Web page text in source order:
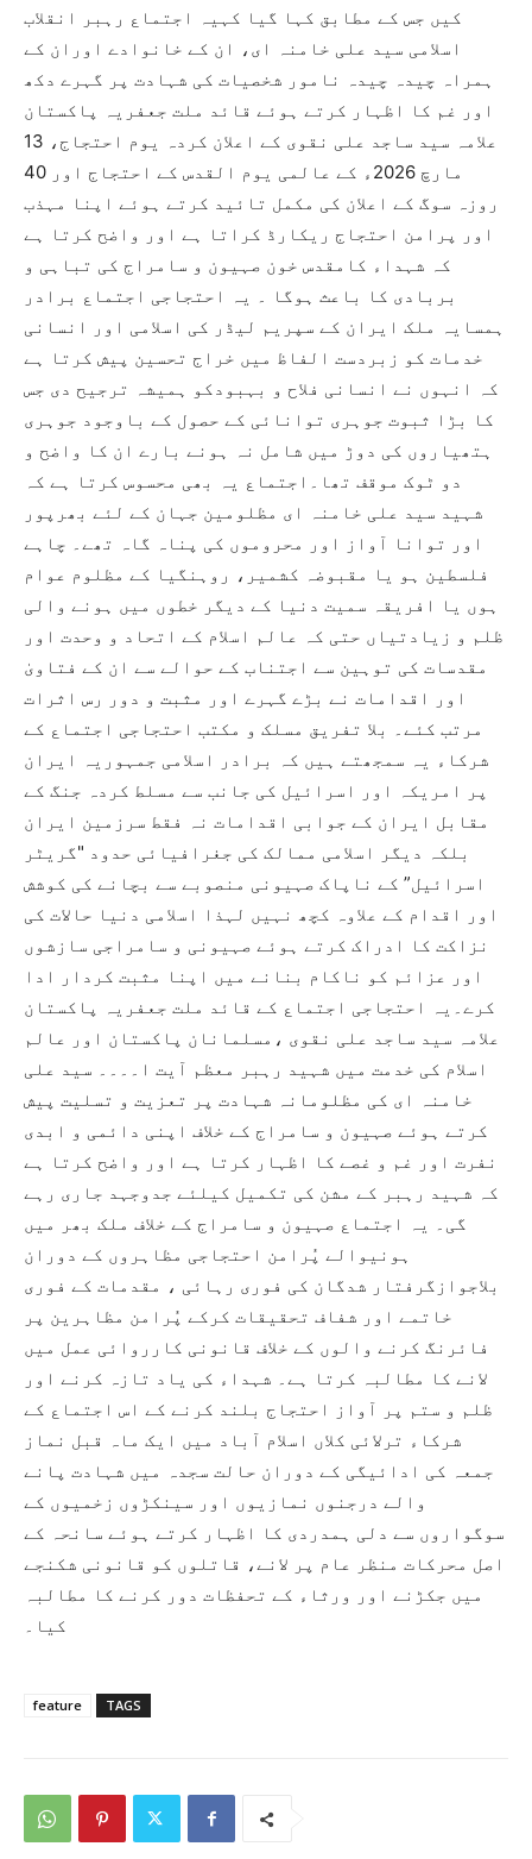
کیں جس کے مطابق کہا گیا کہیہ اجتماع رہبر انقلاب
اسلامی سید علی خامنہ ای، ان کے خانوادے اوران کے
ہمراہ چیدہ چیدہ نامور شخصیات کی شہادت پر گہرے دکھ
اور غم کا اظہار کرتے ہوئے قائد ملت جعفریہ پاکستان
علامہ سید ساجد علی نقوی کے اعلان کردہ یوم احتجاج، 13
مارچ 2026ء کے عالمی یوم القدس کے احتجاج اور 40
روزہ سوگ کے اعلان کی مکمل تائید کرتے ہوئے اپنا مہذب
اور پرامن احتجاج ریکارڈ کراتا ہے اور واضح کرتا ہے
کہ شہداء کامقدس خون صہیون و سامراج کی تباہی و
بربادی کا باعث ہوگا ۔ یہ احتجاجی اجتماع برادر
ہمسایہ ملک ایران کے سپریم لیڈر کی اسلامی اور انسانی
خدمات کو زبردست الفاظ میں خراج تحسین پیش کرتا ہے
کہ انہوں نے انسانی فلاح و بہبودکو ہمیشہ ترجیح دی جس
کا بڑا ثبوت جوہری توانائی کے حصول کے باوجود جوہری
ہتھیاروں کی دوڑ میں شامل نہ ہونے بارے ان کا واضح و
دو ٹوک موقف تھا۔اجتماع یہ بھی محسوس کرتا ہے کہ
شہید سید علی خامنہ ای مظلومین جہان کے لئے بھرپور
اور توانا آواز اور محروموں کی پناہ گاہ تھے۔ چاہے
فلسطین ہو یا مقبوضہ کشمیر، روہنگیا کے مظلوم عوام
ہوں یا افریقہ سمیت دنیا کے دیگر خطوں میں ہونے والی
ظلم و زیادتیاں حتی کہ عالم اسلام کے اتحاد و وحدت اور
مقدسات کی توہین سے اجتناب کے حوالے سے ان کے فتاویٰ
اور اقدامات نے بڑے گہرے اور مثبت و دور رس اثرات
مرتب کئے۔ بلا تفریق مسلک و مکتب احتجاجی اجتماع کے
شرکاء یہ سمجھتے ہیں کہ برادر اسلامی جمہوریہ ایران
پر امریکہ اور اسرائیل کی جانب سے مسلط کردہ جنگ کے
مقابل ایران کے جوابی اقدامات نہ فقط سرزمین ایران
بلکہ دیگر اسلامی ممالک کی جغرافیائی حدود "گریٹر
اسرائیل” کے ناپاک صہیونی منصوبے سے بچانے کی کوشش
اور اقدام کے علاوہ کچھ نہیں لہذا اسلامی دنیا حالات کی
نزاکت کا ادراک کرتے ہوئے صہیونی و سامراجی سازشوں
اور عزائم کو ناکام بنانے میں اپنا مثبت کردار ادا
کرے۔یہ احتجاجی اجتماع کے قائد ملت جعفریہ پاکستان
علامہ سید ساجد علی نقوی ،مسلمانان پاکستان اور عالم
اسلام کی خدمت میں شہید رہبر معظم آیت ا۔۔۔۔ سید علی
خامنہ ای کی مظلومانہ شہادت پر تعزیت و تسلیت پیش
کرتے ہوئے صہیون و سامراج کے خلاف اپنی دائمی و ابدی
نفرت اور غم و غصے کا اظہار کرتا ہے اور واضح کرتا ہے
کہ شہید رہبر کے مشن کی تکمیل کیلئے جدوجہد جاری رہے
گی۔ یہ اجتماع صہیون و سامراج کے خلاف ملک بھر میں
ہونیوالے پُرامن احتجاجی مظاہروں کے دوران
بلاجوازگرفتار شدگان کی فوری رہائی ، مقدمات کے فوری
خاتمے اور شفاف تحقیقات کرکے پُرامن مظاہرین پر
فائرنگ کرنے والوں کے خلاف قانونی کارروائی عمل میں
لانے کا مطالبہ کرتا ہے۔ شہداء کی یاد تازہ کرنے اور
ظلم و ستم پر آواز احتجاج بلند کرنے کے اس اجتماع کے
شرکاء ترلائی کلاں اسلام آباد میں ایک ماہ قبل نماز
جمعہ کی ادائیگی کے دوران حالت سجدہ میں شہادت پانے
والے درجنوں نمازیوں اور سینکڑوں زخمیوں کے
سوگواروں سے دلی ہمدردی کا اظہار کرتے ہوئے سانحہ کے
اصل محرکات منظر عام پر لانے، قاتلوں کو قانونی شکنجے
میں جکڑنے اور ورثاء کے تحفظات دور کرنے کا مطالبہ
کیا۔
TAGS
feature